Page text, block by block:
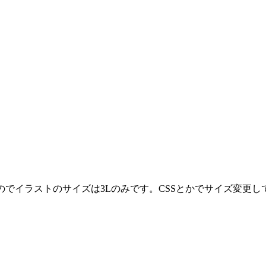
イラストのサイズは3Lのみです。CSSとかでサイズ変更し